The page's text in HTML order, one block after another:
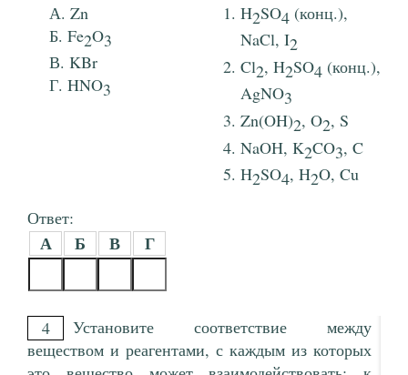
Zn
Fe2O3
KBr
HNO3
H2SO4 (конц.),
NaCl, I2
Cl2, H2SO4 (конц.),
AgNO3
Zn(OH)2, O2, S
NaOH, K2CO3, C
H2SO4, H2O, Cu
Ответ:
А Б В Г
4
Установите соответствие между
веществом и реагентами, с каждым из которых